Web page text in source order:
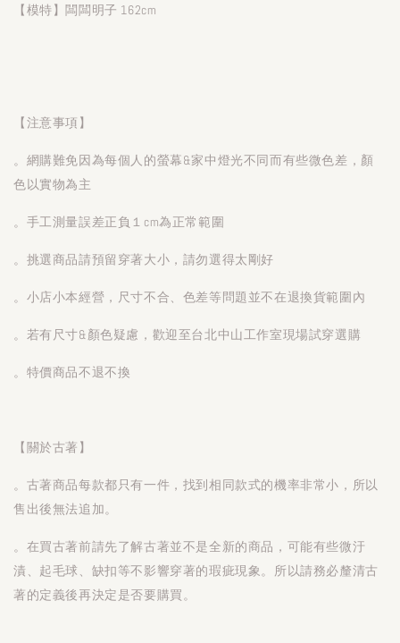
【模特】闆闆明子 162cm
【注意事項】
。網購難免因為每個人的螢幕&家中燈光不同而有些微色差，顏
色以實物為主
。手工測量誤差正負１cm為正常範圍
。挑選商品請預留穿著大小，請勿選得太剛好
。小店小本經營，尺寸不合、色差等問題並不在退換貨範圍內
。若有尺寸&顏色疑慮，歡迎至台北中山工作室現場試穿選購
。特價商品不退不換
【關於古著】
。古著商品每款都只有一件，找到相同款式的機率非常小，所以
售出後無法追加。
。在買古著前請先了解古著並不是全新的商品，可能有些微汙
漬、起毛球、缺扣等不影響穿著的瑕疵現象。所以請務必釐清古
著的定義後再決定是否要購買。